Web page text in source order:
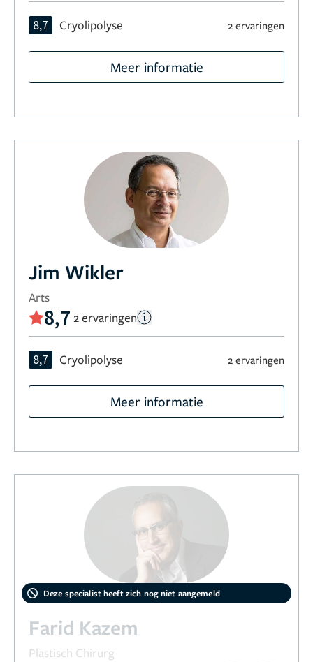
8,7 Cryolipolyse 2 ervaringen
Meer informatie
Jim Wikler
Arts
8,7 2 ervaringen
8,7 Cryolipolyse 2 ervaringen
Meer informatie
Deze specialist heeft zich nog niet aangemeld
Farid Kazem
Plastisch Chirurg